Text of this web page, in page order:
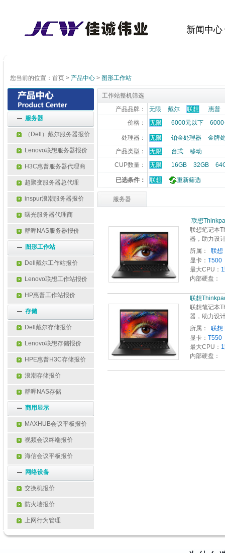
新闻中心
您当前的位置： 首页 > 产品中心 > 图形工作站
服务器
（Dell）戴尔服务器报价
Lenovo联想服务器报价
H3C惠普服务器代理商
超聚变服务器总代理
inspur浪潮服务器报价
曙光服务器代理商
群晖NAS服务器报价
图形工作站
Dell戴尔工作站报价
Lenovo联想工作站报价
HP惠普工作站报价
存储
Dell戴尔存储报价
Lenovo联想存储报价
HPE惠普H3C存储报价
浪潮存储报价
群晖NAS存储
商用显示
MAXHUB会议平板报价
视频会议终端报价
海信会议平板报价
网络设备
交换机报价
防火墙报价
上网行为管理
工作站整机筛选
产品品牌：
无限 戴尔 联想
惠普
价格：
无限 6000元以下
处理器： 无限 铂金处理器
金牌
产品类型：
无限 台式
移动
CUP数量：
无限 16GB 32GB
已选条件： 联想 重新筛选
服务器
 联想
联想笔记本
器，助力设
所属：
 联
显卡： T500
最大CPU：
内部硬盘：
联想Thinkpad
联想笔记本
器，助力设
所属：

显卡： T550
最大CPU：
内部硬盘：